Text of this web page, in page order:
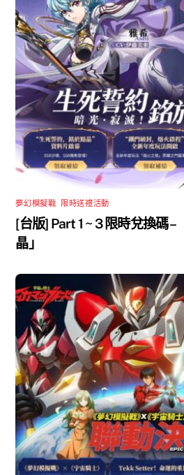
夢幻模擬戰 限時送禮活動
[台版] Part 1 ~ 3 限時兌換碼 –
晶」